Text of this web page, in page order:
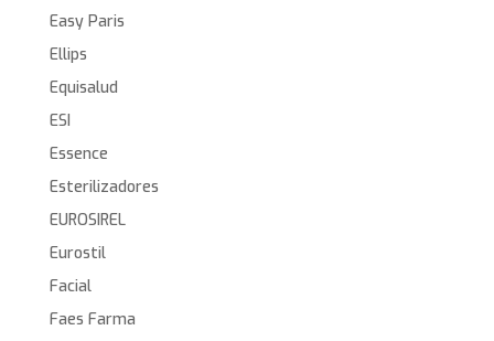
Easy Paris
Ellips
Equisalud
ESI
Essence
Esterilizadores
EUROSIREL
Eurostil
Facial
Faes Farma